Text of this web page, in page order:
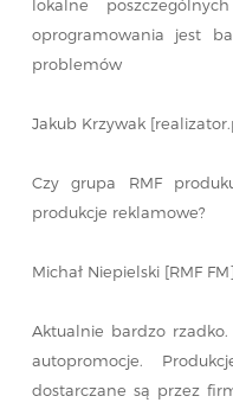
lokalne
oprogramowania jest
problemów
Jakub Krzywak
Czy grupa RMF
produkcje reklamowe?
Michał Niepielski [RMF FM]
Aktualnie bardzo
autopromocje.
dostarczane są przez